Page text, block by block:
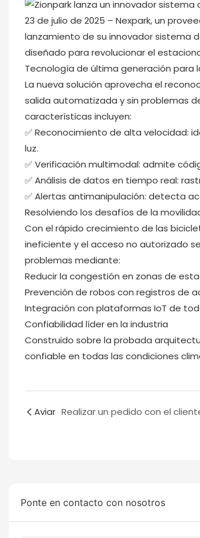
23 de julio de 2025 – Nexpark, un
lanzamiento de su innovador sistema
diseñado para revolucionar el
Tecnología de última generación para
La nueva solución aprovecha el
salida automatizada y sin problemas
características incluyen:
✅ Reconocimiento de alta velocidad:
luz.
✅ Verificación multimodal: admite
✅ Análisis de datos en tiempo real:
✅ Alertas antimanipulación: detecta
Resolviendo los desafíos de la
Con el rápido crecimiento de las
ineficiente y el acceso no autorizado
problemas mediante:
Reducir la congestión en zonas de
Prevención de robos con registros de
Integración con plataformas IoT de
Confiabilidad líder en la industria
Construido sobre la probada
confiable en todas las condiciones
Aviar
Ponte en contacto con nosotros